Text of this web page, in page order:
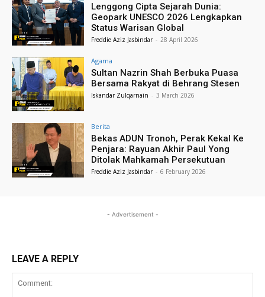
Lenggong Cipta Sejarah Dunia:
Geopark UNESCO 2026 Lengkapkan
Status Warisan Global
Freddie Aziz Jasbindar - 28 April 2026
Agama
Sultan Nazrin Shah Berbuka Puasa
Bersama Rakyat di Behrang Stesen
Iskandar Zulqarnain - 3 March 2026
Berita
Bekas ADUN Tronoh, Perak Kekal Ke
Penjara: Rayuan Akhir Paul Yong
Ditolak Mahkamah Persekutuan
Freddie Aziz Jasbindar - 6 February 2026
- Advertisement -
LEAVE A REPLY